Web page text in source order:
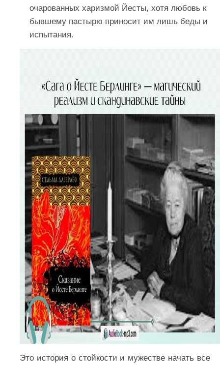
очарованных харизмой Йесты, хотя любовь к
бывшему пастырю приносит им лишь беды и
испытания.
Это история о стойкости и мужестве начать все